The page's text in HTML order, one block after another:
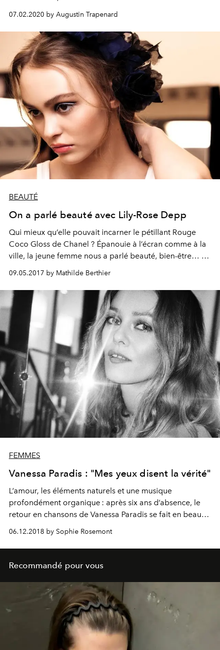
“L’Homme Fidèle” de Louis Garrel, et de son quotidien,
entre ombre et lumière. Portrait intime.
07.02.2020 by Augustin Trapenard
BEAUTÉ
On a parlé beauté avec Lily-Rose Depp
Qui mieux qu’elle pouvait incarner le pétillant Rouge
Coco Gloss de Chanel ? Épanouie à l’écran comme à la
ville, la jeune femme nous a parlé beauté, bien-être… et
cinéma, dans les coulisses du Chanel Ground Center.
09.05.2017 by Mathilde Berthier
FEMMES
Vanessa Paradis : "Mes yeux disent la vérité"
L’amour, les éléments naturels et une musique
profondément organique : après six ans d’absence, le
retour en chansons de Vanessa Paradis se fait en beauté
avec “Les Sources”. Fidèle entre les fidèles, l’égérie
Chanel nous confie son regard sur la mode et sa joie à
travailler avec de nouveaux collaborateurs, dont son
mari.
06.12.2018 by Sophie Rosemont
Recommandé pour vous